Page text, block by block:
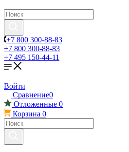
+7 800 300-88-83
+7 800 300-88-83
+7 495 150-44-11
Войти
Сравнение0
Отложенные 0
Корзина 0